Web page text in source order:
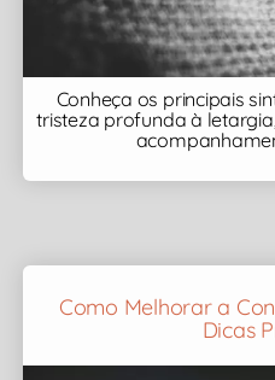
Conheça os principais
tristeza profunda à
Como Melhorar a
Dicas